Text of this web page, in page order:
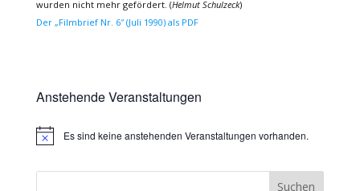
wurden nicht mehr gefördert. (Helmut Schulzeck)
Der „Filmbrief Nr. 6″ (Juli 1990) als PDF
Anstehende Veranstaltungen
HinweisEs sind keine anstehenden Veranstaltungen vorhanden.